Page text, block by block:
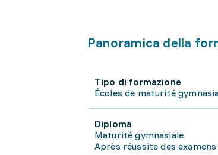
Panoramica della
Tipo di formazione
Écoles de maturité
Diploma
Maturité gymnasiale
Après réussite des